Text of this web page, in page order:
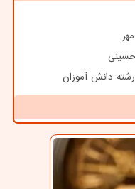
حسینی
دانش آموزان